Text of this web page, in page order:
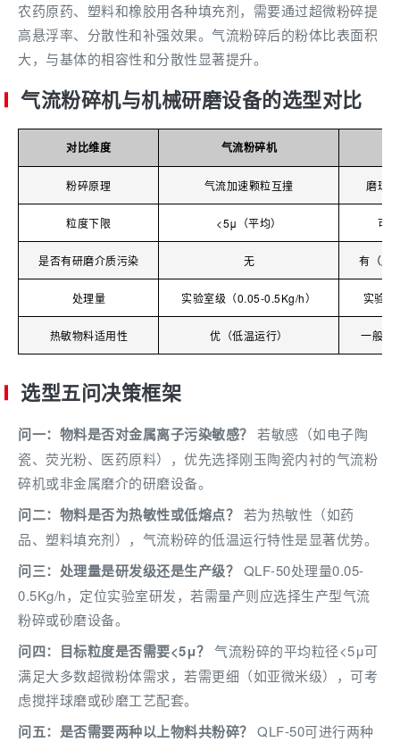
农药原药、塑料和橡胶用各种填充剂，需要通过超微粉碎提
高悬浮率、分散性和补强效果。气流粉碎后的粉体比表面积
大，与基体的相容性和分散性显著提升。
气流粉碎机与机械研磨设备的选型对比
对比维度 气流粉碎机
粉碎原理 气流加速颗粒互撞 磨球
粒度下限 <5μ（平均） 可
是否有研磨介质污染 无 有（磨
处理量 实验室级（0.05-0.5Kg/h） 实验室
热敏物料适用性 优（低温运行） 一般（
选型五问决策框架
问一：物料是否对金属离子污染敏感？ 若敏感（如电子陶
瓷、荧光粉、医药原料），优先选择刚玉陶瓷内衬的气流粉
碎机或非金属磨介的研磨设备。
问二：物料是否为热敏性或低熔点？ 若为热敏性（如药
品、塑料填充剂），气流粉碎的低温运行特性是显著优势。
问三：处理量是研发级还是生产级？ QLF-50处理量0.05-
0.5Kg/h，定位实验室研发，若需量产则应选择生产型气流
粉碎或砂磨设备。
问四：目标粒度是否需要<5μ？ 气流粉碎的平均粒径<5μ可
满足大多数超微粉体需求，若需更细（如亚微米级），可考
虑搅拌球磨或砂磨工艺配套。
问五：是否需要两种以上物料共粉碎？ QLF-50可进行两种